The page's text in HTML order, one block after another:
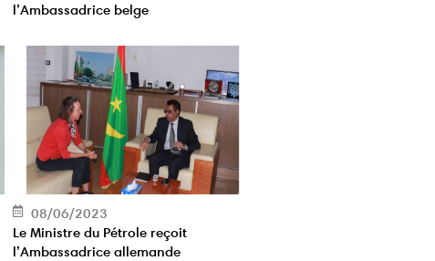
l’Ambassadrice belge
08/06/2023
Le Ministre du Pétrole reçoit
l’Ambassadrice allemande